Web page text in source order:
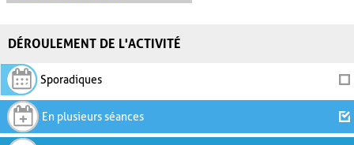
DÉROULEMENT DE L'ACTIVITÉ
Sporadiques
En plusieurs séances